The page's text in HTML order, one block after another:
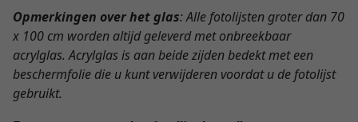
Opmerkingen over het glas: Alle fotolijsten groter dan 70
x 100 cm worden altijd geleverd met onbreekbaar
acrylglas. Acrylglas is aan beide zijden bedekt met een
beschermfolie die u kunt verwijderen voordat u de fotolijst
gebruikt.